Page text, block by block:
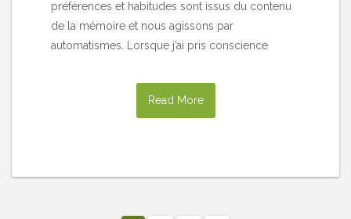
préférences et habitudes sont issus du contenu
de la mémoire et nous agissons par
automatismes. Lorsque j’ai pris conscience
Read More